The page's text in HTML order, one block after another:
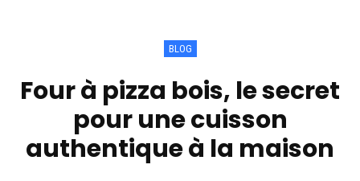
BLOG
Four à pizza bois, le secret
pour une cuisson
authentique à la maison